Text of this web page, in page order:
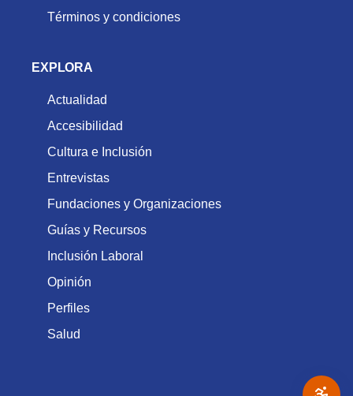
Términos y condiciones
EXPLORA
Actualidad
Accesibilidad
Cultura e Inclusión
Entrevistas
Fundaciones y Organizaciones
Guías y Recursos
Inclusión Laboral
Opinión
Perfiles
Salud